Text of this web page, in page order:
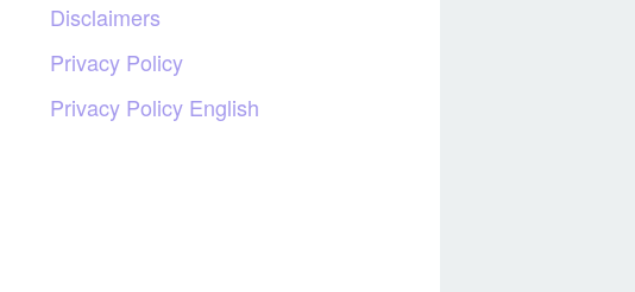
Disclaimers
Privacy Policy
Privacy Policy English